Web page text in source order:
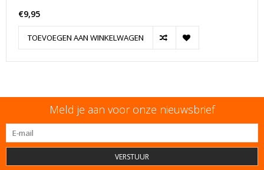
€9,95
TOEVOEGEN AAN WINKELWAGEN
Meld je aan voor onze nieuwsbrief
VERSTUUR